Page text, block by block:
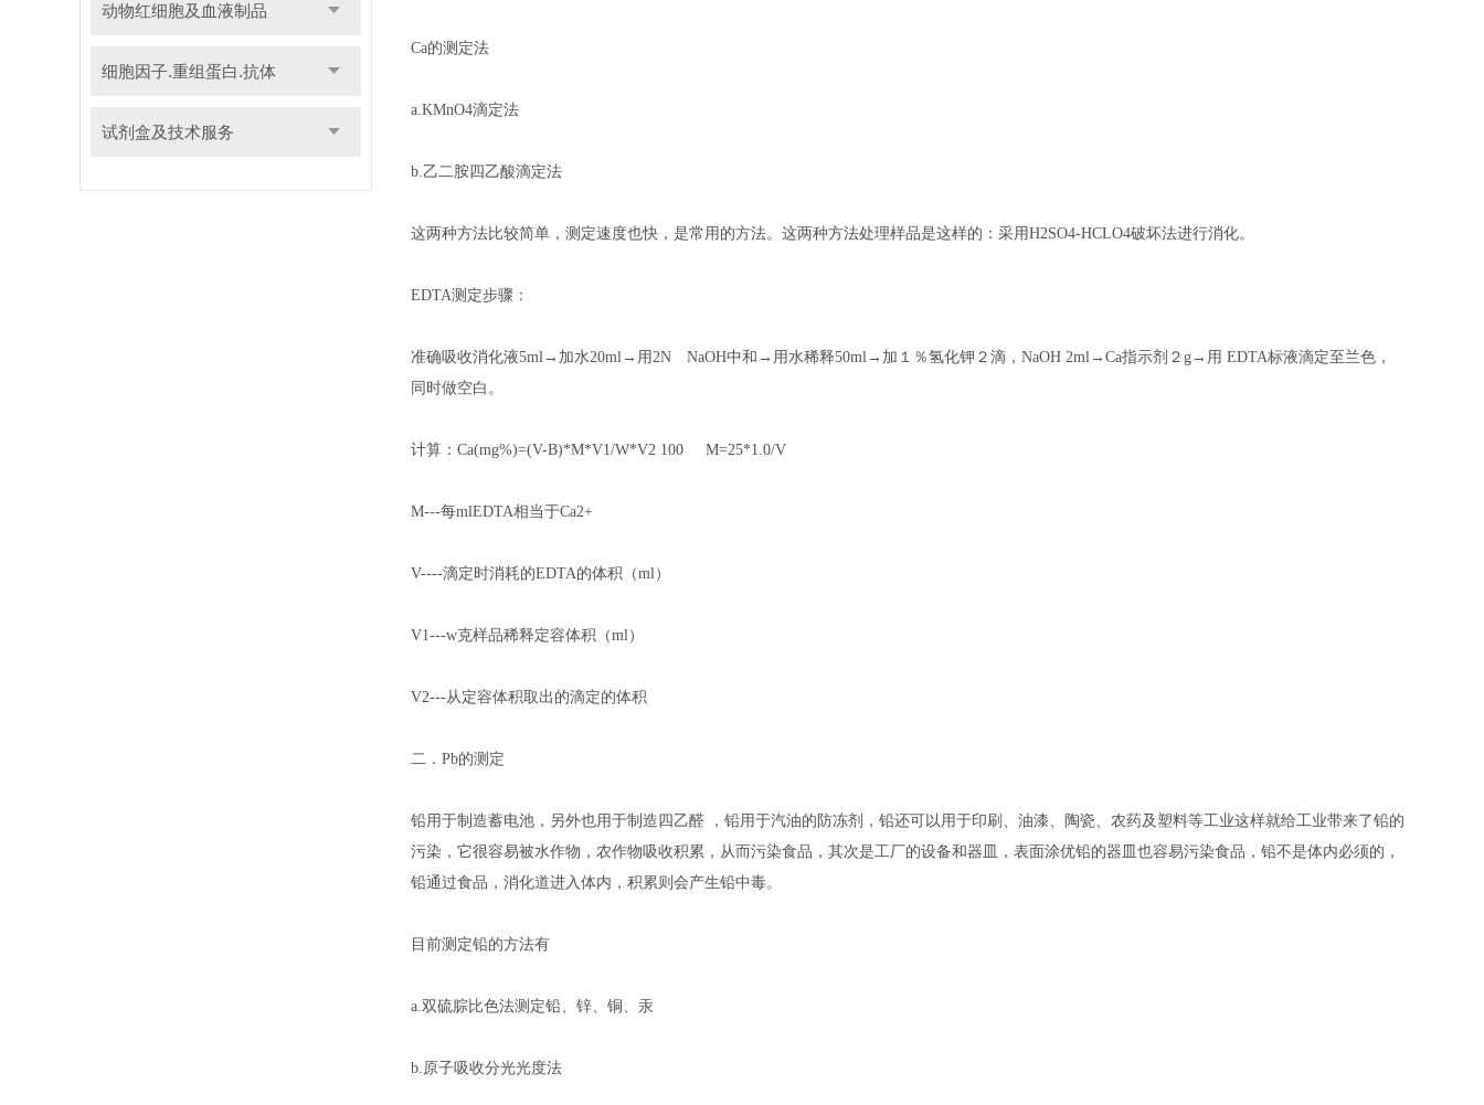
动物红细胞及血液制品
细胞因子.重组蛋白.抗体
试剂盒及技术服务
Ca的测定法
a.KMnO4滴定法
b.乙二胺四乙酸滴定法
这两种方法比较简单，测定速度也快，是常用的方法。这两种方法处理样品是这样的：采用H2SO4-HCLO4破坏法进行消化。
EDTA测定步骤：
准确吸收消化液5ml→加水20ml→用2N NaOH中和→用水稀释50ml→加１％氢化钾２滴，NaOH 2ml→Ca指示剂２g→用 EDTA标液滴定至兰色，
同时做空白。
计算：Ca(mg%)=(V-B)*M*V1/W*V2 100 M=25*1.0/V
M---每mlEDTA相当于Ca2+
V----滴定时消耗的EDTA的体积（ml）
V1---w克样品稀释定容体积（ml）
V2---从定容体积取出的滴定的体积
二．Pb的测定
铅用于制造蓄电池，另外也用于制造四乙醛 ，铅用于汽油的防冻剂，铅还可以用于印刷、油漆、陶瓷、农药及塑料等工业这样就给工业带来了铅的
污染，它很容易被水作物，农作物吸收积累，从而污染食品，其次是工厂的设备和器皿，表面涂优铅的器皿也容易污染食品，铅不是体内必须的，
铅通过食品，消化道进入体内，积累则会产生铅中毒。
目前测定铅的方法有
a.双硫腙比色法测定铅、锌、铜、汞
b.原子吸收分光光度法